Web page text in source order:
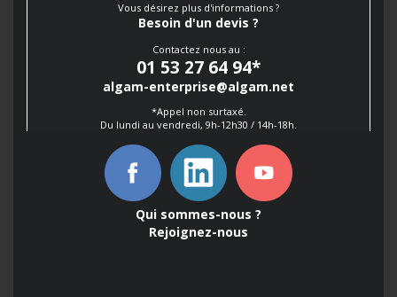
Vous désirez plus d'informations ?
Besoin d'un devis ?
Contactez nous au :
01 53 27 64 94*
algam-enterprise@algam.net
*Appel non surtaxé.
Du lundi au vendredi, 9h-12h30 / 14h-18h.
Qui sommes-nous ?
Rejoignez-nous